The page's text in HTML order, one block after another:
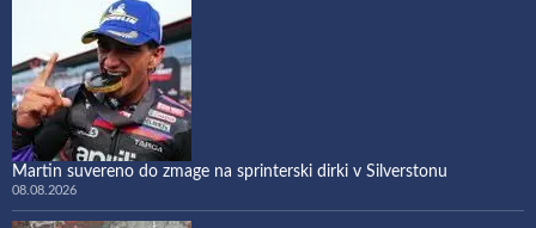
Martin suvereno do zmage na sprinterski dirki v Silverstonu
08.08.2026